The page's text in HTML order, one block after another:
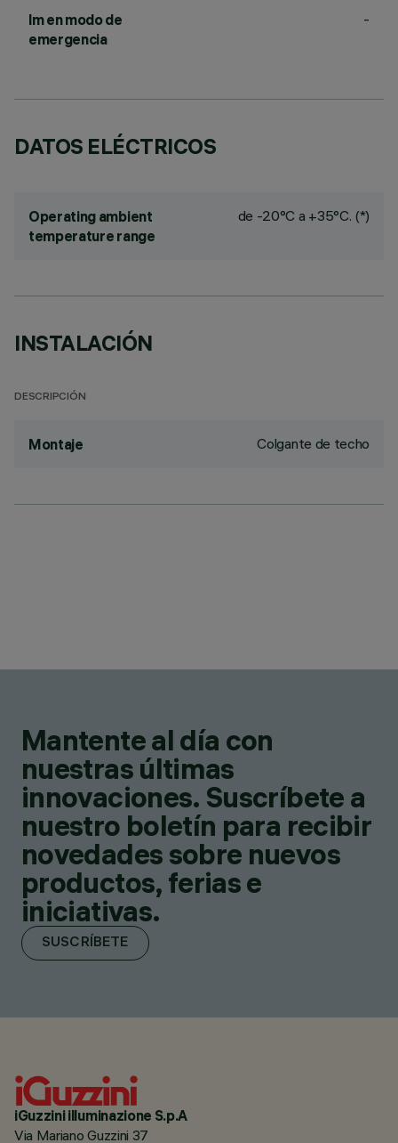
lm en modo de
emergencia
-
DATOS ELÉCTRICOS
Operating ambient
temperature range
de -20°C a +35°C. (*)
INSTALACIÓN
DESCRIPCIÓN
Montaje Colgante de techo
Mantente al día con
nuestras últimas
innovaciones. Suscríbete a
nuestro boletín para recibir
novedades sobre nuevos
productos, ferias e
iniciativas.
SUSCRÍBETE
iGuzzini illuminazione S.p.A
Via Mariano Guzzini 37